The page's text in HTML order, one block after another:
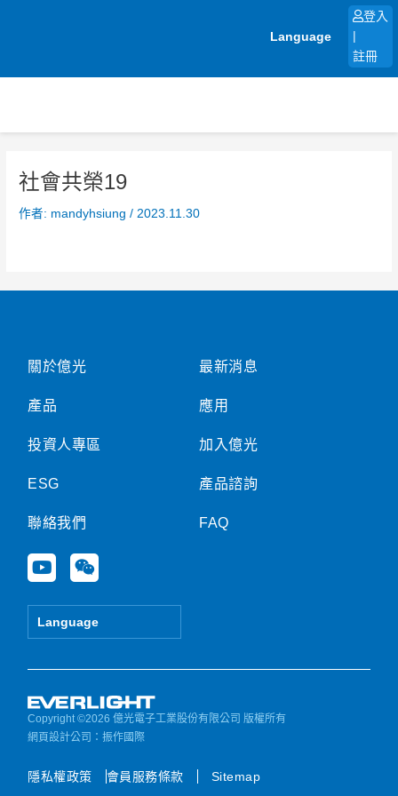
Language
登入
註冊
社會共榮19
作者: mandyhsiung/ 2023.11.30
關於億光
產品
投資人專區
ESG
聯絡我們
Y
o
u
e
W
e
i
Language
最新消息
應用
加入億光
產品諮詢
FAQ
Copyright ©2026 億光電子工業股份有限公司 版權所有
網頁設計公司 ：振作國際
隱私權政策 會員服務條款 Sitemap